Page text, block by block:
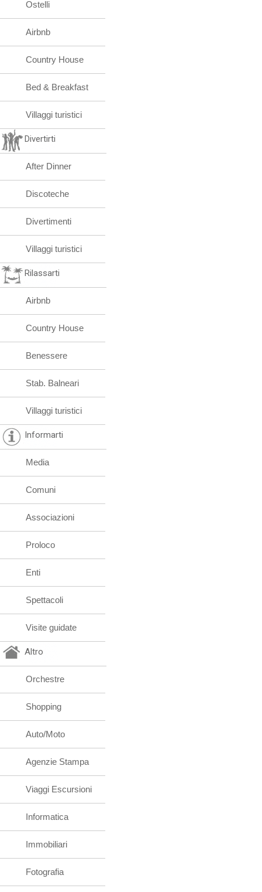
Ostelli
Airbnb
Country House
Bed & Breakfast
Villaggi turistici
Divertirti
After Dinner
Discoteche
Divertimenti
Villaggi turistici
Rilassarti
Airbnb
Country House
Benessere
Stab. Balneari
Villaggi turistici
Informarti
Media
Comuni
Associazioni
Proloco
Enti
Spettacoli
Visite guidate
Altro
Orchestre
Shopping
Auto/Moto
Agenzie Stampa
Viaggi Escursioni
Informatica
Immobiliari
Fotografia